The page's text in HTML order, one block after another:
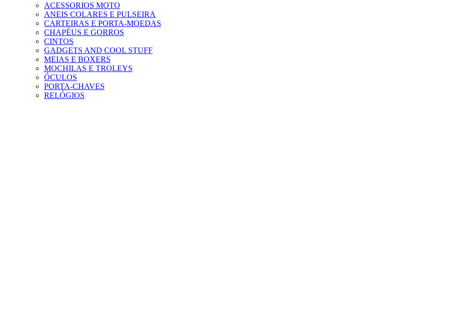
ACESSORIOS MOTO
ANEIS COLARES E PULSEIRA
CARTEIRAS E PORTA-MOEDAS
CHAPÉUS E GORROS
CINTOS
GADGETS AND COOL STUFF
MEIAS E BOXERS
MOCHILAS E TROLEYS
ÓCULOS
PORTA-CHAVES
RELÓGIOS